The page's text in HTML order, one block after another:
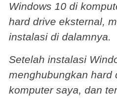
Windows 10 di
hard drive eksternal,
instalasi di dalamnya.
Setelah instalasi
menghubungkan hard
komputer saya, dan